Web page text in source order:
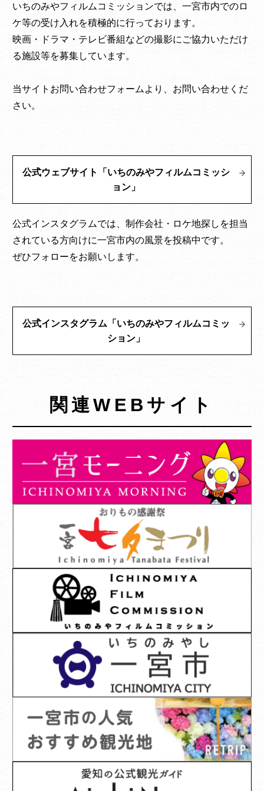
いちのみやフィルムコミッションでは、一宮市内でのロ
ケ等の受け入れを積極的に行っております。
映画・ドラマ・テレビ番組などの撮影にご協力いただけ
る施設等を募集しています。
当サイトお問い合わせフォームより、お問い合わせくだ
さい。
公式ウェブサイト「いちのみやフィルムコミッシ
ョン」
公式インスタグラムでは、制作会社・ロケ地探しを担当
されている方向けに一宮市内の風景を投稿中です。
ぜひフォローをお願いします。
公式インスタグラム「いちのみやフィルムコミッ
ション」
関連WEBサイト